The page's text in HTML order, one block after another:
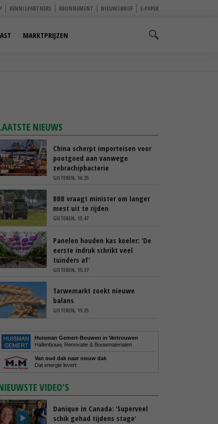
KENNISPARTNERS ABONNEMENT NIEUWSBRIEF E-PAPER
MARKTPRIJZEN
NIEUWS
China scherpt importeisen voor
pootgoed aan vanwege
zebrachipbacterie
GISTEREN, 16:25
BBB vraagt minister om langer
mest uit te rijden
GISTEREN, 15:47
Panelen houden kas koeler: ‘De
eerste indruk schrikt veel
tuinders af’
GISTEREN, 15:27
Tarwemarkt zoekt nieuwe
balans
GISTEREN, 15:25
Huisman Gemert-Bouwen in Vertrouwen
Hallenbouw, Renovatie & Bouwmaterialen
Van oud dak naar nieuw dak
Dat energie levert.
VIDEO'S
Danique in Canada: ‘Superveel
schik gehad tijdens stage’